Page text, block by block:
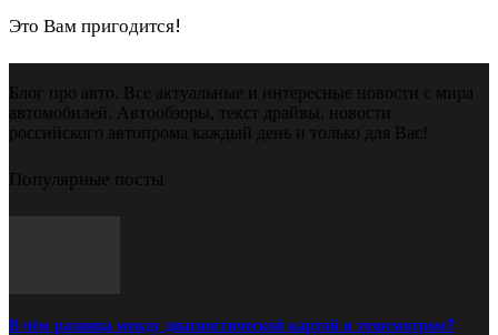
Это Вам пригодится!
Блог про авто. Все актуальные и интересные новости с мира
автомобилей. Автообзоры, текст драйвы, новости
российского автопрома каждый день и только для Вас!
Популярные посты
В чём разница между диагностической картой и техосмотром?